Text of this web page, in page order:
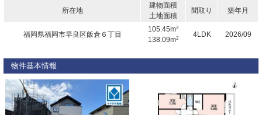
所在地
建物面積
土地面積
間取り 築年月
福岡県福岡市早良区飯倉６丁目
105.45m2
138.09m2 4LDK 2026/09
物件基本情報